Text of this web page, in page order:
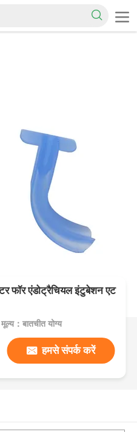
फॉर एंडोट्रैचियल इंटुबेशन एट
मूल्य：बातचीत योग्य
हमसे संपर्क करें